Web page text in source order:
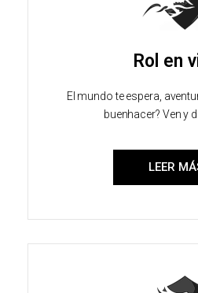
Rol en
El mundo te espera,
buenhacer? Ven y
LEER